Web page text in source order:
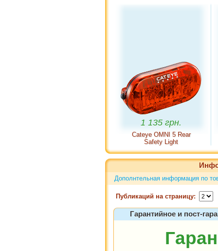
1 135 грн.
Cateye OMNI 5 Rear
Safety Light
Дополнтельная информация по
Публикаций на страницу:
Гарантийное и пост-